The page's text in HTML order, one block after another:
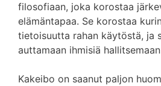
filosofiaan, joka korostaa
elämäntapaa. Se korostaa
tietoisuutta rahan käytöstä, ja
auttamaan ihmisiä
Kakeibo on saanut paljon